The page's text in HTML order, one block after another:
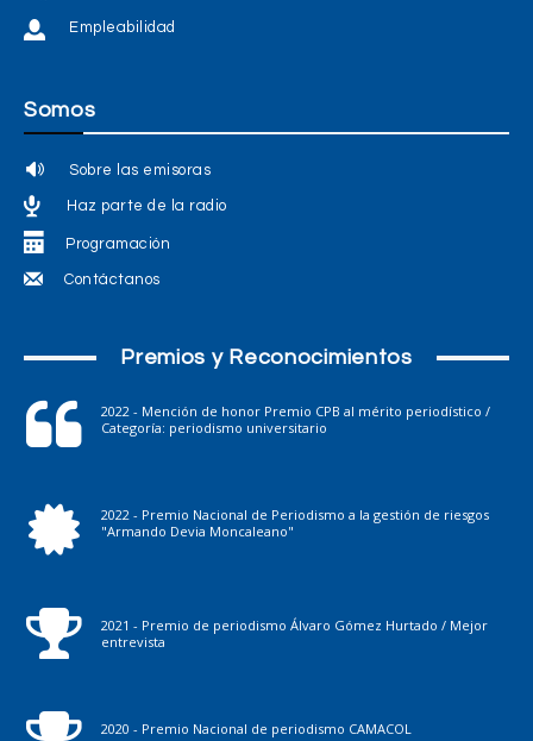
Empleabilidad
Somos
Sobre las emisoras
Haz parte de la radio
Programación
Contáctanos
Premios y Reconocimientos
2022 - Mención de honor Premio CPB al mérito periodístico /
Categoría: periodismo universitario
2022 - Premio Nacional de Periodismo a la gestión de riesgos
"Armando Devia Moncaleano"
2021 - Premio de periodismo Álvaro Gómez Hurtado / Mejor
entrevista
2020 - Premio Nacional de periodismo CAMACOL